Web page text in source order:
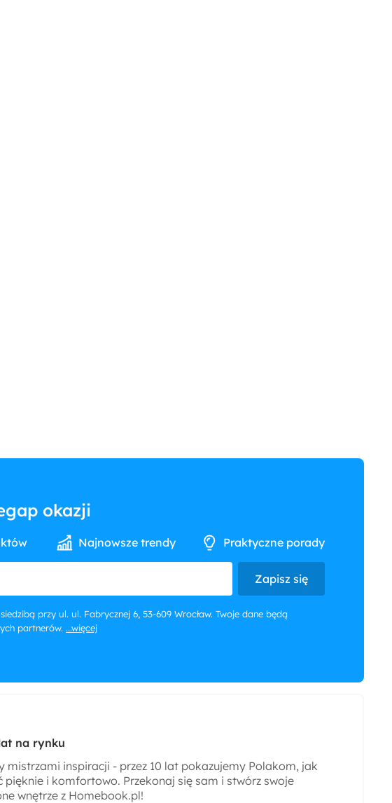
okazji
Najnowsze trendy Praktyczne porady
Zapisz się
przy ul. ul. Fabrycznej 6, 53-609 Wrocław. Twoje dane będą
partnerów. ...więcej
na rynku
mistrzami inspiracji - przez 10 lat pokazujemy Polakom, jak
pięknie i komfortowo. Przekonaj się sam i stwórz swoje
wnętrze z Homebook.pl!